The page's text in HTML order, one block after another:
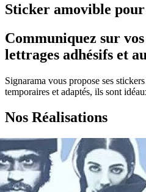
Sticker amovible
Communiquez sur
lettrages adhésifs et
Signarama vous propose ses
temporaires et adaptés, ils sont
Nos Réalisations